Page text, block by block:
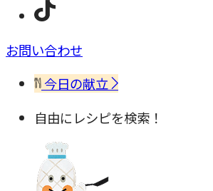
お問い合わせ
今日の献立
自由にレシピを検索！